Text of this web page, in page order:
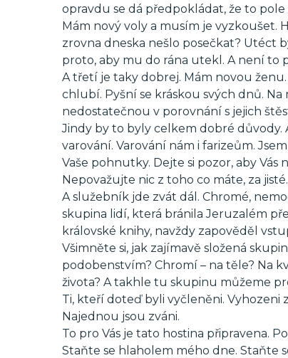
opravdu se dá předpokládat, že to
Mám nový voly a musím je vyzkoušet.
zrovna dneska nešlo posečkat? Utéct
proto, aby mu do rána utekl. A není to
A třetí je taky dobrej. Mám novou
chlubí. Pyšní se kráskou svých dnů.
nedostatečnou v porovnání s jejich
Jindy by to byly celkem dobré
varování. Varování nám i farizeům.
Vaše pohnutky. Dejte si pozor, aby Vás
Nepovažujte nic z toho co máte, za
A služebník jde zvát dál. Chromé,
skupina lidí, která bránila Jeruzalém
královské knihy, navždy zapověděl
Všimněte si, jak zajímavě složená
podobenstvím? Chromí – na těle? Na
života? A takhle tu skupinu můžeme
Ti, kteří doteď byli vyčleněni. Vyhozeni
Najednou jsou zváni.
To pro Vás je tato hostina připravena.
Staňte se hlaholem mého dne. Staňte